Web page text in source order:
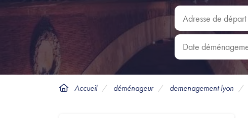
Adresse de départ
Date
Accueil déménageur demenagement lyon